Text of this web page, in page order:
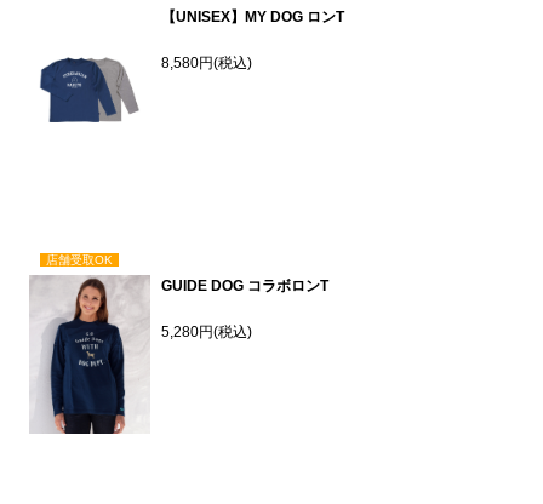
【UNISEX】MY DOG ロンT
8,580円(税込)
店舗受取OK
GUIDE DOG コラボロンT
5,280円(税込)